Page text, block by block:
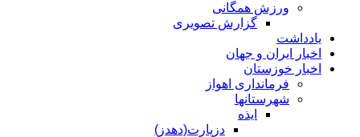
ورزش همگانی
گزارش تصویری
یادداشت
اخبار ایران و جهان
اخبار خوزستان
فرمانداری اهواز
شهرستانها
ایذه
دزپارت(دهدز)